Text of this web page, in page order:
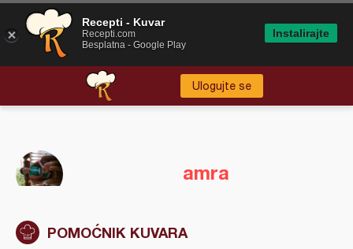
Ulogujte se
amra
POMOĆNIK KUVARA
Recepti - Kuvar
Recepti.com
Besplatna - Google Play
Instalirajte